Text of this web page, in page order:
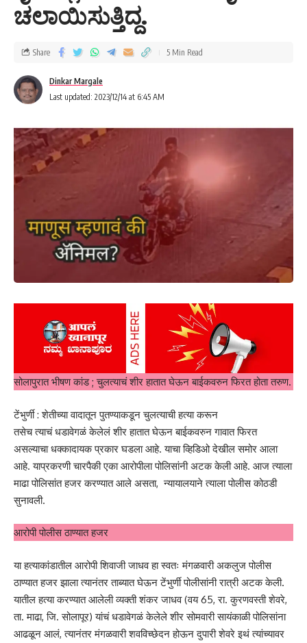
ಚಲಾಯಿಸುತ್ತಿದ್ದ.
Last updated: 2023/12/14 at 6:45 AM
Dinkar Margale
Share 5 Min Read
सोलापुरात भीषण कांड ; चुलत्याचं शीर हातात घेऊन बाईकवरुन फिरत होता तरुण.
टेंभुर्णी : शेतीच्या वादातून पुतण्याकडून चुलत्याची हत्या करून
तसेच त्याचं धडावेगळं केलेलं शीर हातात घेऊन बाईकवरुन गावात फिरत
असल्याचा धक्कादायक प्रकार घडला आहे. याचा व्हिडिओ देखील समोर आला
आहे. याप्रकरणी चारपैकी एका आरोपीला पोलिसांनी अटक केली आहे. आज त्याला
माढा पोलिसांत हजर करण्यात आले असता, न्यायालयाने त्याला पोलीस कोठडी
सुनावली.
आरोपी पोलीस ठाण्यात हजर
या हत्याकांडातील आरोपी शिवाजी जाधव हा स्वतः मंगळवारी अकलुज पोलीस
ठाण्यात हजर झाला त्यानंतर ताब्यात घेऊन टेंभुर्णी पोलीसांनी रात्री अटक केली.
यातील हत्या करण्यात आलेली व्यक्ती शंकर जाधव (वय 65, रा. कुरणवस्ती शेवरे,
ता. माढा, जि. सोलापूर) यांचं धडावेगळं केलेले शीर सोमवारी सायंकाळी पोलिसांना
आढळून आलं, त्यानंतर मंगळवारी शवविच्छेदन होऊन दुपारी शेवरे इथं त्यांच्यावर